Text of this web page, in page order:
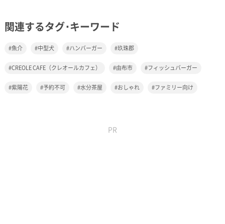
関連するタグ･キーワード
魚介 中型犬 ハンバーガー 玖珠郡
CREOLE CAFE（クレオールカフェ） 由布市 フィッシュバーガー
紫陽花 予約不可 水分茶屋 おしゃれ ファミリー向け
PR